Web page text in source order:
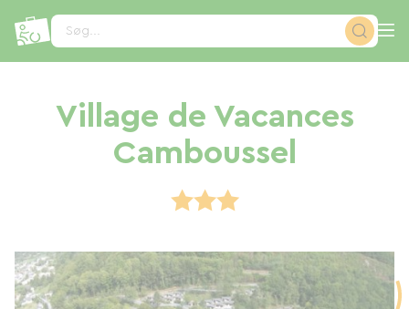
Søg...
Village de Vacances
Camboussel
CCookie-styringspanel